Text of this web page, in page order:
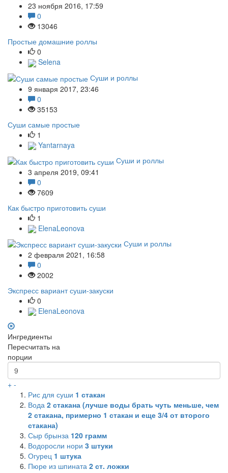
23 ноября 2016, 17:59
0
13046
Простые домашние роллы
0
Selena
Суши и роллы
9 января 2017, 23:46
0
35153
Суши самые простые
1
Yantarnaya
Суши и роллы
3 апреля 2019, 09:41
0
7609
Как быстро приготовить суши
1
ElenaLeonova
Суши и роллы
2 февраля 2021, 16:58
0
2002
Экспресс вариант суши-закуски
0
ElenaLeonova
Ингредиенты
Пересчитать на
порции
+ -
Рис для суши 1 стакан
Вода 2 стакана (лучше воды брать чуть меньше, чем
2 стакана, примерно 1 стакан и еще 3/4 от второго
стакана)
Сыр брынза 120 грамм
Водоросли нори 3 штуки
Огурец 1 штука
Пюре из шпината 2 ст. ложки